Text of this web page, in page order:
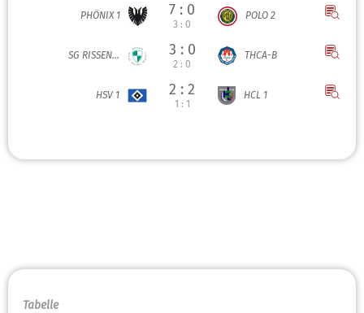
PHÖNIX 1 7 : 0
3 : 0
POLO 2
SG RISSEN... 3 : 0
2 : 0
THCA-B
HSV 1 2 : 2
1 : 1
HCL 1
Tabelle